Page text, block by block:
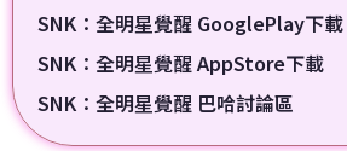
SNK：全明星覺醒 GooglePlay下載
SNK：全明星覺醒 AppStore下載
SNK：全明星覺醒 巴哈討論區